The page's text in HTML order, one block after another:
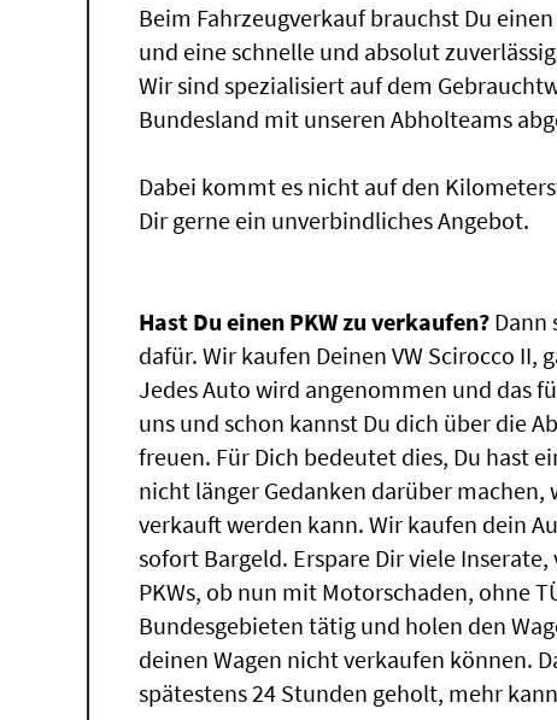
Beim Fahrzeugverkauf brauchst Du
und eine schnelle und absolut
Wir sind spezialisiert auf dem
Bundesland mit unseren Abholteams
Dabei kommt es nicht auf den
Dir gerne ein unverbindliches Angebot.
Hast Du einen PKW zu verkaufen? Dann
dafür. Wir kaufen Deinen VW Scirocco II,
Jedes Auto wird angenommen und das
uns und schon kannst Du dich über die
freuen. Für Dich bedeutet dies, Du hast
nicht länger Gedanken darüber machen,
verkauft werden kann. Wir kaufen dein
sofort Bargeld. Erspare Dir viele
PKWs, ob nun mit Motorschaden, ohne
Bundesgebieten tätig und holen den
deinen Wagen nicht verkaufen können.
spätestens 24 Stunden geholt, mehr